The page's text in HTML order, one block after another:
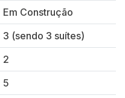
Em Construção
3 (sendo 3 suítes)
2
5